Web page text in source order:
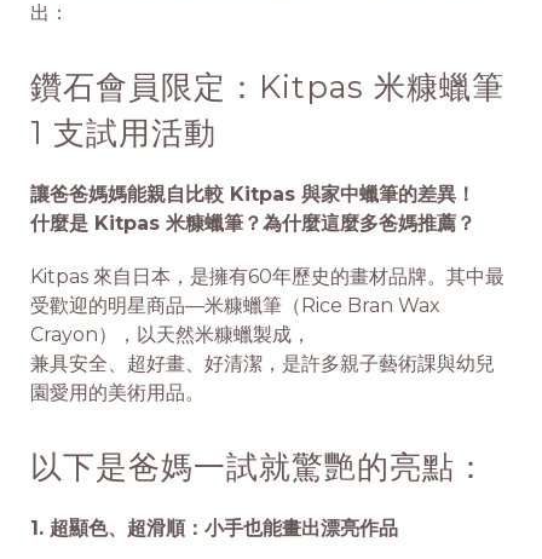
出：
鑽石會員限定：Kitpas 米糠蠟筆
1 支試用活動
讓爸爸媽媽能親自比較 Kitpas 與家中蠟筆的差異！
什麼是 Kitpas 米糠蠟筆？為什麼這麼多爸媽推薦？
Kitpas 來自日本，是擁有60年歷史的畫材品牌。其中最
受歡迎的明星商品—米糠蠟筆（Rice Bran Wax
Crayon）
，以天然米糠蠟製成，
兼具安全、超好畫、好清潔，是許多親子藝術課與幼兒
園愛用的美術用品。
以下是爸媽一試就驚艷的亮點：
1. 超顯色、超滑順：小手也能畫出漂亮作品